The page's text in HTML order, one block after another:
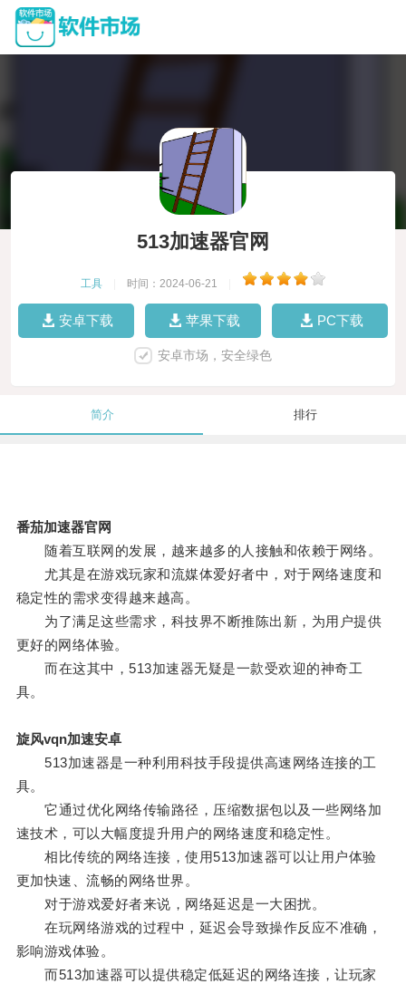
513加速器官网
工具 时间：2024-06-21
安卓下载 苹果下载 PC下载
安卓市场，安全绿色
简介 排行
番茄加速器官网
随着互联网的发展，越来越多的人接触和依赖于网络。
尤其是在游戏玩家和流媒体爱好者中，对于网络速度和
稳定性的需求变得越来越高。
为了满足这些需求，科技界不断推陈出新，为用户提供
更好的网络体验。
而在这其中，513加速器无疑是一款受欢迎的神奇工
具。
旋风vqn加速安卓
513加速器是一种利用科技手段提供高速网络连接的工
具。
它通过优化网络传输路径，压缩数据包以及一些网络加
速技术，可以大幅度提升用户的网络速度和稳定性。
相比传统的网络连接，使用513加速器可以让用户体验
更加快速、流畅的网络世界。
对于游戏爱好者来说，网络延迟是一大困扰。
在玩网络游戏的过程中，延迟会导致操作反应不准确，
影响游戏体验。
而513加速器可以提供稳定低延迟的网络连接，让玩家